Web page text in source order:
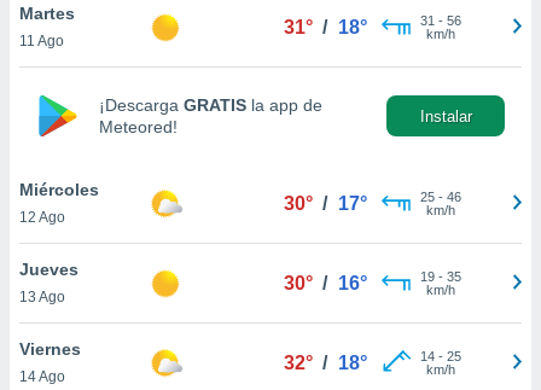
aceptar
de
sitio
En
sean
Martes
11 Ago
31° / 18° 31 - 56
km/h
¡Descarga GRATIS la app de
Meteored!
Instalar
Miércoles
12 Ago
30° / 17° 25- 46
km/h
Jueves
13 Ago
30° / 16° 19- 35
km/h
Viernes
14 Ago
32° / 18° 14- 25
km/h